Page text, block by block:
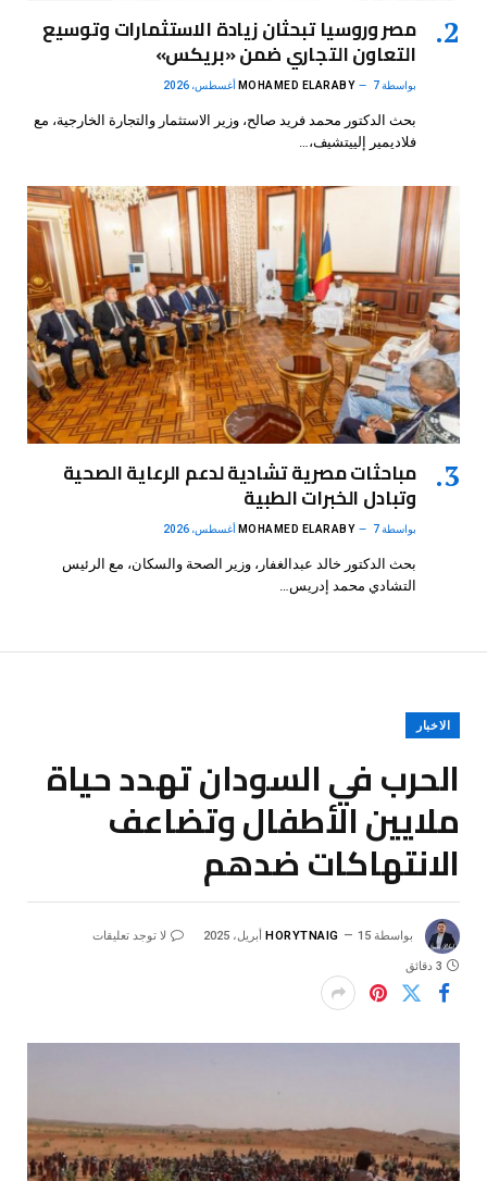
مصر وروسيا تبحثان زيادة الاستثمارات وتوسيع
التعاون التجاري ضمن «بريكس»
بواسطة MOHAMED ELARABY 7 أغسطس، 2026
بحث الدكتور محمد فريد صالح، وزير الاستثمار والتجارة الخارجية، مع
فلاديمير إلييتشيف،…
مباحثات مصرية تشادية لدعم الرعاية الصحية
وتبادل الخبرات الطبية
بواسطة MOHAMED ELARABY 7 أغسطس، 2026
بحث الدكتور خالد عبدالغفار، وزير الصحة والسكان، مع الرئيس
التشادي محمد إدريس…
الاخبار
الحرب في السودان تهدد حياة
ملايين الأطفال وتضاعف
الانتهاكات ضدهم
بواسطة HORYTNAIG 15 أبريل، 2025 لا توجد تعليقات
3 دقائق